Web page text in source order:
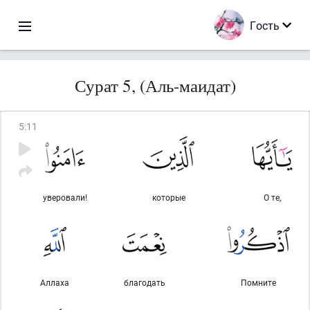
Гость
Сурат 5, (Аль-маидат)
5:11
О те,
которые
уверовали!
Помните
благодать
Аллаха